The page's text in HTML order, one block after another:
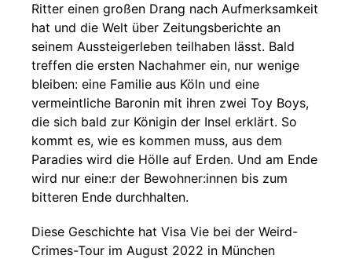
Ritter einen großen Drang nach Aufmerksamkeit
hat und die Welt über Zeitungsberichte an
seinem Aussteigerleben teilhaben lässt. Bald
treffen die ersten Nachahmer ein, nur wenige
bleiben: eine Familie aus Köln und eine
vermeintliche Baronin mit ihren zwei Toy Boys,
die sich bald zur Königin der Insel erklärt. So
kommt es, wie es kommen muss, aus dem
Paradies wird die Hölle auf Erden. Und am Ende
wird nur eine:r der Bewohner:innen bis zum
bitteren Ende durchhalten.
Diese Geschichte hat Visa Vie bei der Weird-
Crimes-Tour im August 2022 in München